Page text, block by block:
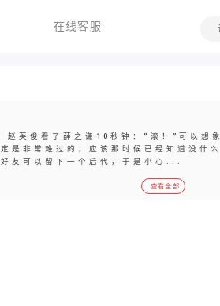
在线客服
赵英俊看了薛之谦10秒钟：“滚！”可以想象
是非常难过的，应该那时候已经知道没什么
友可以留下一个后代，于是小心...
查看全部